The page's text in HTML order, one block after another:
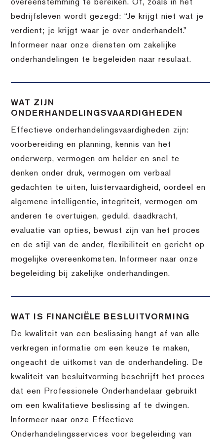
overeenstemming te bereiken. Of, zoals in het
bedrijfsleven wordt gezegd: “Je krijgt niet wat je
verdient; je krijgt waar je over onderhandelt.”
Informeer naar onze diensten om zakelijke
onderhandelingen te begeleiden naar resulaat.
WAT ZIJN
ONDERHANDELINGSVAARDIGHEDEN
Effectieve onderhandelingsvaardigheden zijn:
voorbereiding en planning, kennis van het
onderwerp, vermogen om helder en snel te
denken onder druk, vermogen om verbaal
gedachten te uiten, luistervaardigheid, oordeel en
algemene intelligentie, integriteit, vermogen om
anderen te overtuigen, geduld, daadkracht,
evaluatie van opties, bewust zijn van het proces
en de stijl van de ander, flexibiliteit en gericht op
mogelijke overeenkomsten. Informeer naar onze
begeleiding bij zakelijke onderhandingen.
WAT IS FINANCIËLE BESLUITVORMING
De kwaliteit van een beslissing hangt af van alle
verkregen informatie om een keuze te maken,
ongeacht de uitkomst van de onderhandeling. De
kwaliteit van besluitvorming beschrijft het proces
dat een Professionele Onderhandelaar gebruikt
om een kwalitatieve beslissing af te dwingen.
Informeer naar onze Effectieve
Onderhandelingsservices voor begeleiding van